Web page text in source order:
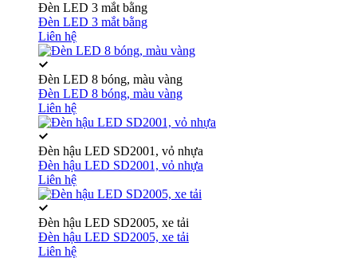
Đèn LED 3 mắt bằng
Đèn LED 3 mắt bằng
Liên hệ
Đèn LED 8 bóng, màu vàng
Đèn LED 8 bóng, màu vàng
Liên hệ
Đèn hậu LED SD2001, vỏ nhựa
Đèn hậu LED SD2001, vỏ nhựa
Liên hệ
Đèn hậu LED SD2005, xe tải
Đèn hậu LED SD2005, xe tải
Liên hệ